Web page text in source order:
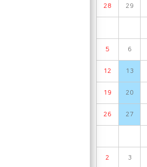
28 29
5 6
12 13
19 20
26 27
2 3